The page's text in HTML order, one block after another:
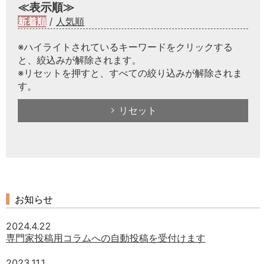
≪表示順≫
新着順 / 人気順
※ハイライトされているキーワードをクリックする
と、絞込みが解除されます。
※リセットを押すと、すべての絞り込みが解除されま
す。
リセット
お知らせ
2024.4.22
専門家投稿用コラムへの自動投稿を受付けます